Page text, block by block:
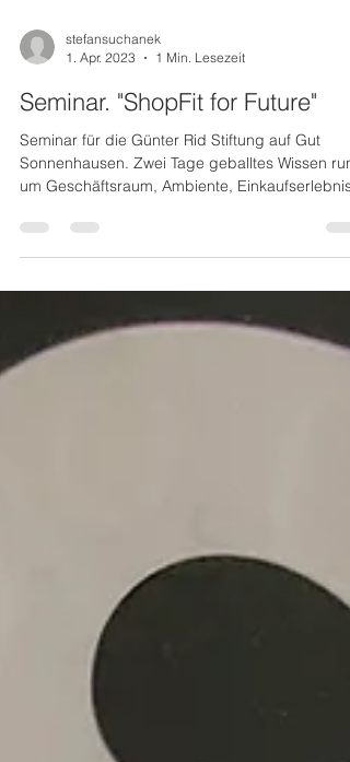
1. Apr. 2023
1 Min. Lesezeit
Seminar. "ShopFit for Future"
Seminar für die Günter Rid Stiftung auf Gut
um Geschäftsraum, Ambiente,